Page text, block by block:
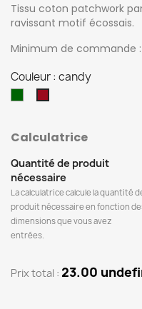
Tissu coton patchwork
ravissant motif écossais.
Minimum de commande
Couleur : candy
Calculatrice
Quantité de produit
nécessaire
La calculatrice calcule la quantité
produit nécessaire en fonction
dimensions que vous avez
entrées.
Prix ​​total : 23.00